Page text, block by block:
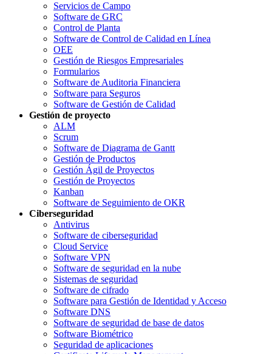
Servicios de Campo
Software de GRC
Control de Planta
Software de Control de Calidad en Línea
OEE
Gestión de Riesgos Empresariales
Formularios
Software de Auditoria Financiera
Software para Seguros
Software de Gestión de Calidad
Gestión de proyecto
ALM
Scrum
Software de Diagrama de Gantt
Gestión de Productos
Gestión Ágil de Proyectos
Gestión de Proyectos
Kanban
Software de Seguimiento de OKR
Ciberseguridad
Antivirus
Software de ciberseguridad
Cloud Service
Software VPN
Software de seguridad en la nube
Sistemas de seguridad
Software de cifrado
Software para Gestión de Identidad y Acceso
Software DNS
Software de seguridad de base de datos
Software Biométrico
Seguridad de aplicaciones